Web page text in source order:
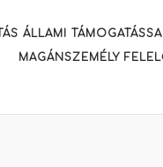
ÁLLAMI
MAGÁNSZEMÉLY